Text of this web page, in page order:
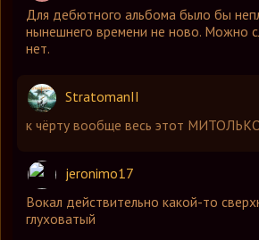
Для дебютного альбома было бы
нынешнего времени не ново. Можно
нет.
StratomanII
к чёрту вообще весь этот
jeronimo17
Вокал действительно какой-то
глуховатый